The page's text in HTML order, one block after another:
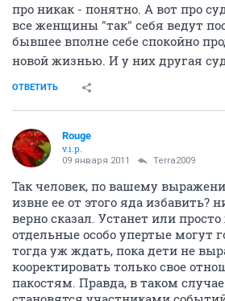
про никак - понятно. А вот про
все женщины "так" себя ведут
бывшее вполне себе спокойно
новой жизнью. И у них другая
ОТВЕТИТЬ
Rouge
v.i.p.
09 января 2011 Terra2009
Так человек, по вашему
извне ее от этого яда избавить?
верно сказал. Устанет или
отдельные особо упертые могут
тогда уж ждать, пока дети не
кооректировать только свое
пакостям. Правда, в таком